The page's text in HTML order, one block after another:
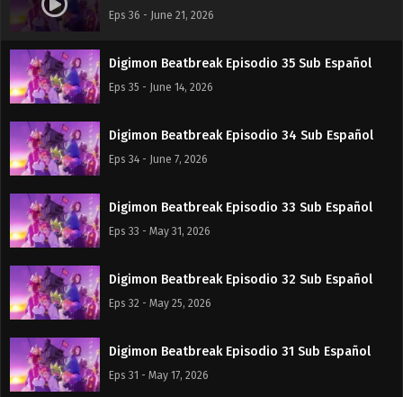
Eps 36 - June 21, 2026
Digimon Beatbreak Episodio 35 Sub Español
Eps 35 - June 14, 2026
Digimon Beatbreak Episodio 34 Sub Español
Eps 34 - June 7, 2026
Digimon Beatbreak Episodio 33 Sub Español
Eps 33 - May 31, 2026
Digimon Beatbreak Episodio 32 Sub Español
Eps 32 - May 25, 2026
Digimon Beatbreak Episodio 31 Sub Español
Eps 31 - May 17, 2026